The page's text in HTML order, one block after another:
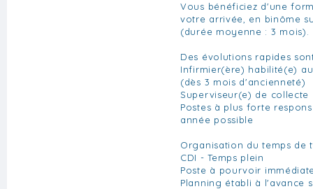
Vous bénéficiez d'une
votre arrivée, en binôme
(durée moyenne : 3 mois).
Des évolutions rapides
Infirmier(ère) habilité(e)
(dès 3 mois d'ancienneté)
Superviseur(e) de collecte
Postes à plus forte
année possible
Organisation du temps de
CDI - Temps plein
Poste à pourvoir
Planning établi à l'avance